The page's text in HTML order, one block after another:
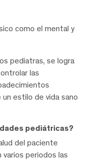
como el mental y
pediatras, se logra
las
estilo de vida sano
pediátricas?
del paciente
varios periodos las